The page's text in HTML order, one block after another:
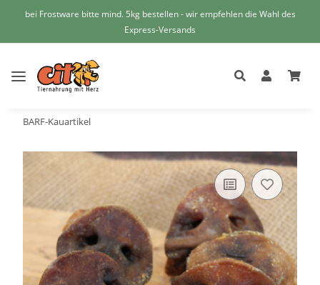
bei Frostware bitte mind. 5kg bestellen - wir empfehlen die Wahl des
Express-Versands
BARF-Kauartikel